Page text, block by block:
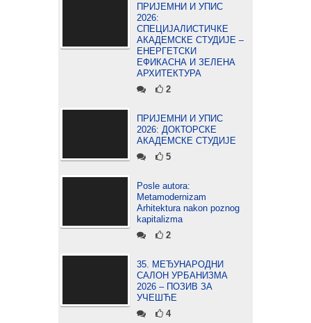
ПРИЈЕМНИ И УПИС
2026:
СПЕЦИЈАЛИСТИЧКЕ
АКАДЕМСКЕ СТУДИЈЕ –
ЕНЕРГЕТСКИ
ЕФИКАСНА И ЗЕЛЕНА
АРХИТЕКТУРА
2
ПРИЈЕМНИ И УПИС
2026: ДОКТОРСКЕ
АКАДЕМСКЕ СТУДИЈЕ
5
Posle autora:
Metamodernizam
Arhitektura nakon poznog
kapitalizma
2
35. МЕЂУНАРОДНИ
САЛОН УРБАНИЗМА
2026 – ПОЗИВ ЗА
УЧЕШЋЕ
4